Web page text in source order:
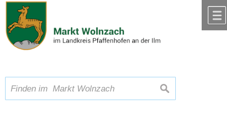
Zum Inhalt,zur Navigation
Schriftgröße A A A suchen